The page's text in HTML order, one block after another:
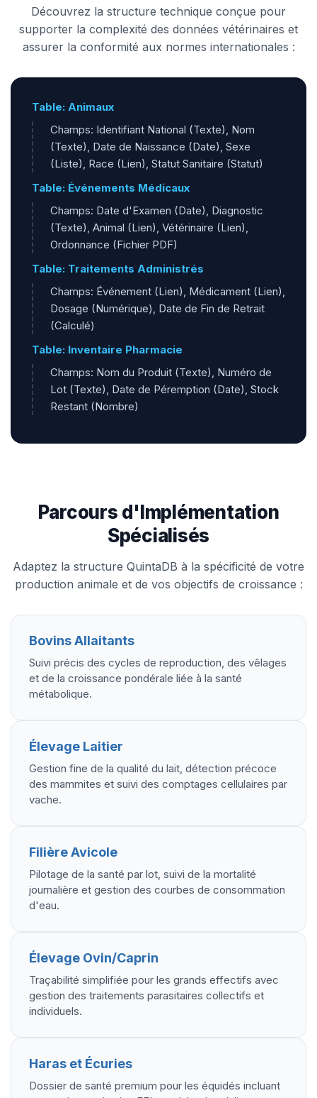
Découvrez la structure technique conçue pour
supporter la complexité des données vétérinaires et
assurer la conformité aux normes internationales :
Table: Animaux
Champs: Identifiant National (Texte), Nom
(Texte), Date de Naissance (Date), Sexe
(Liste), Race (Lien), Statut Sanitaire (Statut)
Table: Événements Médicaux
Champs: Date d'Examen (Date), Diagnostic
(Texte), Animal (Lien), Vétérinaire (Lien),
Ordonnance (Fichier PDF)
Table: Traitements Administrés
Champs: Événement (Lien), Médicament (Lien),
Dosage (Numérique), Date de Fin de Retrait
(Calculé)
Table: Inventaire Pharmacie
Champs: Nom du Produit (Texte), Numéro de
Lot (Texte), Date de Péremption (Date), Stock
Restant (Nombre)
Parcours d'Implémentation
Spécialisés
Adaptez la structure QuintaDB à la spécificité de votre
production animale et de vos objectifs de croissance :
Bovins Allaitants
Suivi précis des cycles de reproduction, des vêlages
et de la croissance pondérale liée à la santé
métabolique.
Élevage Laitier
Gestion fine de la qualité du lait, détection précoce
des mammites et suivi des comptages cellulaires par
vache.
Filière Avicole
Pilotage de la santé par lot, suivi de la mortalité
journalière et gestion des courbes de consommation
d'eau.
Élevage Ovin/Caprin
Traçabilité simplifiée pour les grands effectifs avec
gestion des traitements parasitaires collectifs et
individuels.
Haras et Écuries
Dossier de santé premium pour les équidés incluant